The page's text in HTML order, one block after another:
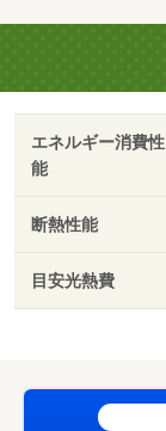
エネルギー消費性
能
断熱性能
目安光熱費